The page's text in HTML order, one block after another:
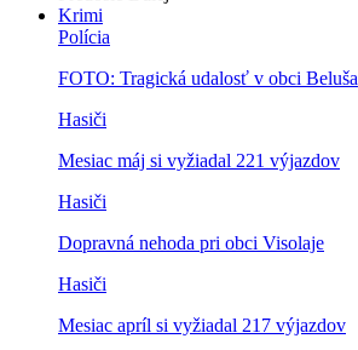
Krimi
Polícia
FOTO: Tragická udalosť v obci Beluša
Hasiči
Mesiac máj si vyžiadal 221 výjazdov
Hasiči
Dopravná nehoda pri obci Visolaje
Hasiči
Mesiac apríl si vyžiadal 217 výjazdov